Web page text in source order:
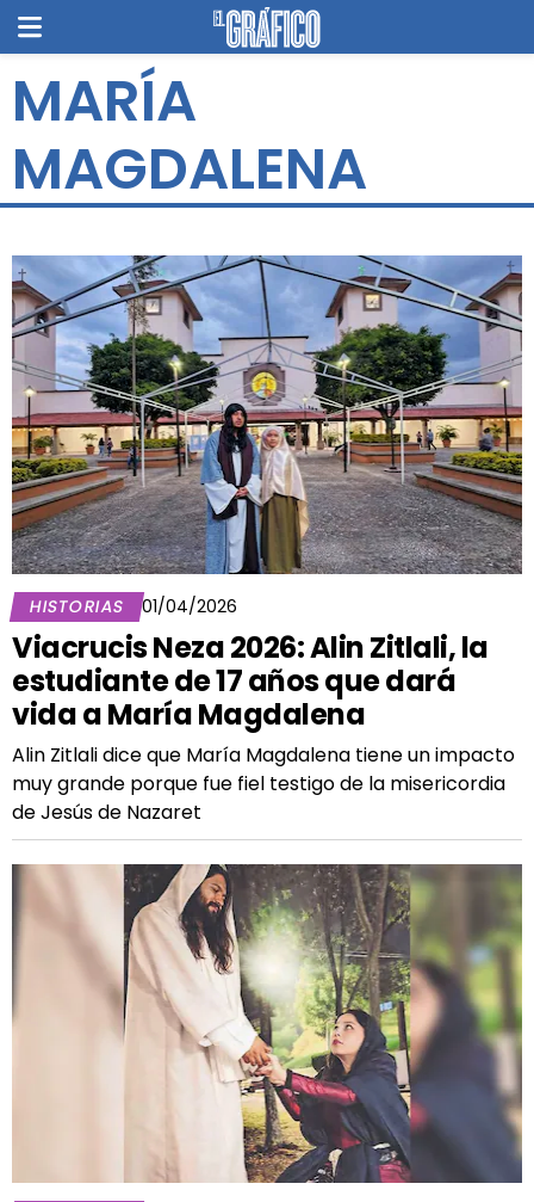
MARÍA
MAGDALENA
HISTORIAS 01/04/2026
Viacrucis Neza 2026: Alin Zitlali, la
estudiante de 17 años que dará
vida a María Magdalena
Alin Zitlali dice que María Magdalena tiene un impacto
muy grande porque fue fiel testigo de la misericordia
de Jesús de Nazaret